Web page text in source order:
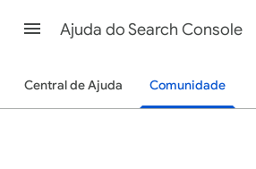
Ajuda do Search Console
Central de Ajuda Comunidade